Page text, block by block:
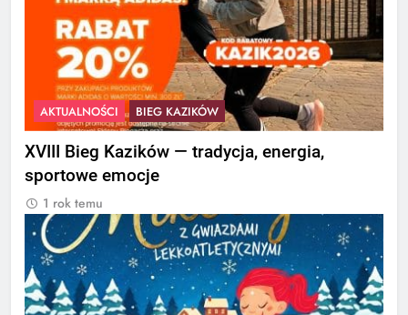
AKTUALNOŚCI BIEG KAZIKÓW
XVIII Bieg Kazików — tradycja, energia,
sportowe emocje
1 rok temu